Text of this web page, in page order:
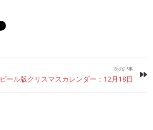
次の記事
ビール版クリスマスカレンダー：12月18日